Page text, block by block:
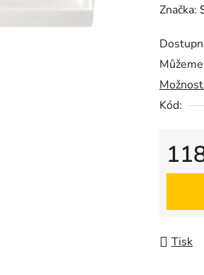
je
0,0
z
5
Značka:
Kód:
Měrná
Tisk